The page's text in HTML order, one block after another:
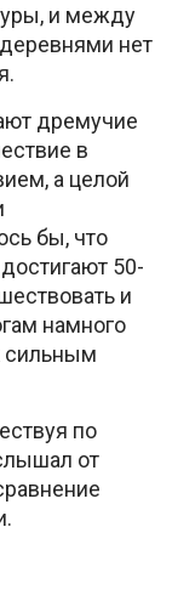
и между
нет
дремучие
в
а целой
бы, что
50-
и
намного
сильным
по
от